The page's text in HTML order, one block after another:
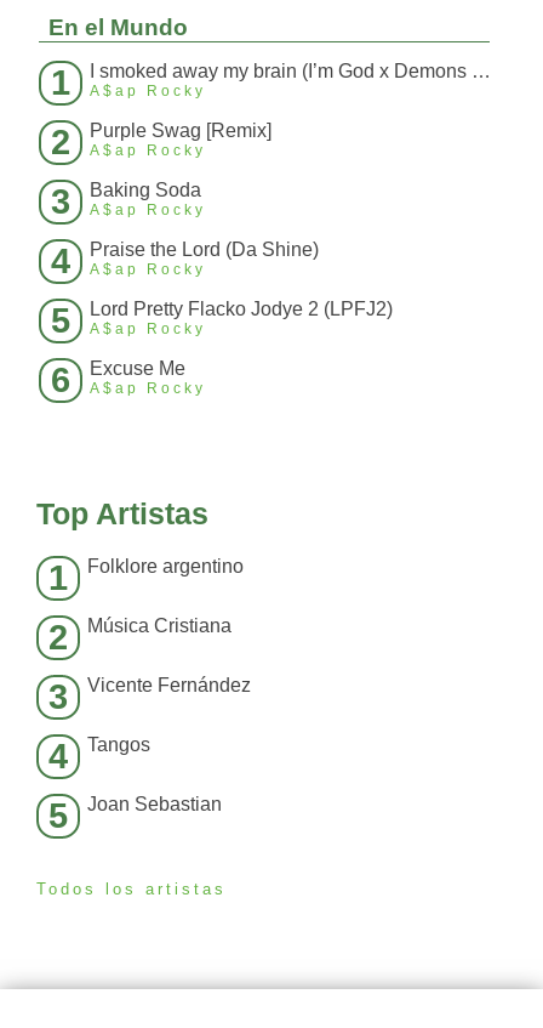
En el Mundo
1 I smoked away my brain (I’m God x Demons Mashup)
A$ap Rocky
2 Purple Swag [Remix]
A$ap Rocky
3 Baking Soda
A$ap Rocky
4 Praise the Lord (Da Shine)
A$ap Rocky
5 Lord Pretty Flacko Jodye 2 (LPFJ2)
A$ap Rocky
6 Excuse Me
A$ap Rocky
Top Artistas
1 Folklore argentino
2 Música Cristiana
3 Vicente Fernández
4 Tangos
5 Joan Sebastian
Todos los artistas